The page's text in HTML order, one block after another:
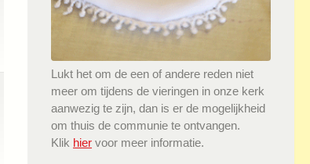
Lukt het om de een of andere reden niet
meer om tijdens de vieringen in onze kerk
aanwezig te zijn, dan is er de mogelijkheid
om thuis de communie te ontvangen.
Klik hier voor meer informatie.